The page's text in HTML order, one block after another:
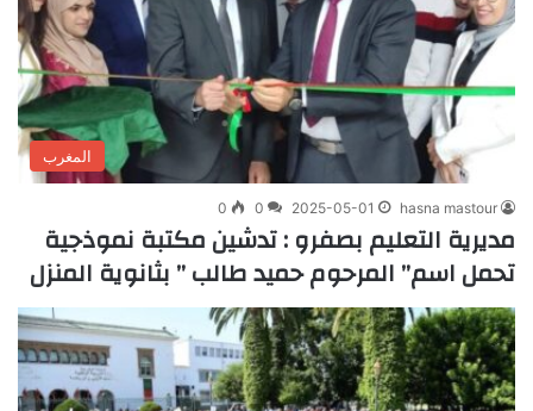
المغرب
hasna mastour
2025-05-01
0
0
مديرية التعليم بصفرو : تدشين مكتبة نموذجية
تحمل اسم” المرحوم حميد طالب ” بثانوية المنزل